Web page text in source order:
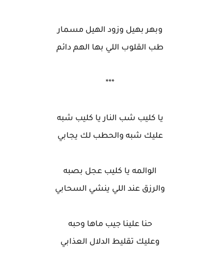
وبهر بهيل وزود الهيل مسمار
طب القلوب اللي بها الهم دائم
***
يا كليب شب النار يا كليب شبه
عليك شبه والحطب لك يجابي
الوالمه يا كليب عجل بصبه
والرزق عند اللي ينشي السحابي
حنا علينا جيب ماها وحبه
وعليك تقليط الدلال العذابي